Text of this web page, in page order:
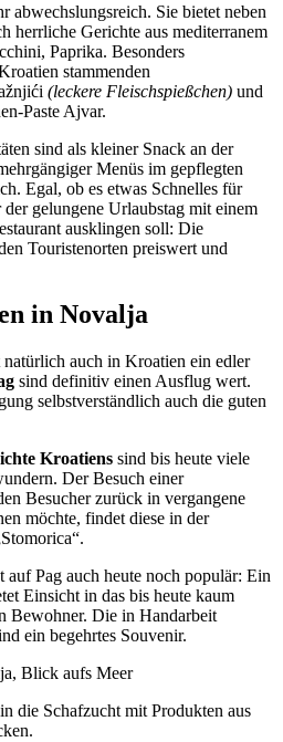
abwechslungsreich. Sie bietet neben
herrliche Gerichte aus mediterranem
Paprika. Besonders
stammenden
(leckere Fleischspießchen) und
Paste Ajvar.
sind als kleiner Snack an der
Menüs im gepflegten
Egal, ob es etwas Schnelles für
gelungene Urlaubstag mit einem
ausklingen soll: Die
Touristenorten preiswert und
in Novalja
natürlich auch in Kroatien ein edler
sind definitiv einen Ausflug wert.
selbstverständlich auch die guten
Kroatiens sind bis heute viele
Der Besuch einer
Besucher zurück in vergangene
möchte, findet diese in der
auf Pag auch heute noch populär: Ein
Einsicht in das bis heute kaum
Bewohner. Die in Handarbeit
ein begehrtes Souvenir.
die Schafzucht mit Produkten aus